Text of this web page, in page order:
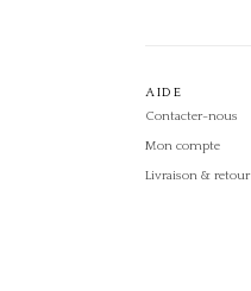
AIDE
Contacter-nous
Mon compte
Livraison & retour